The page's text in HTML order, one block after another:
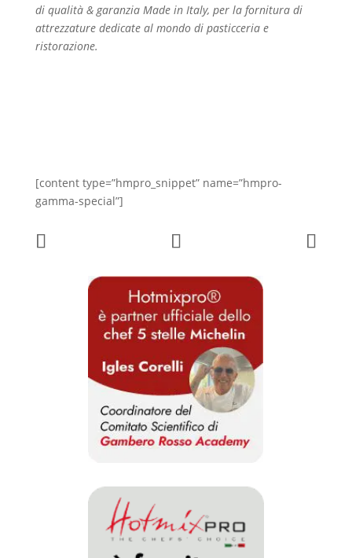
di qualità & garanzia Made in Italy, per la fornitura di
attrezzature dedicate al mondo di pasticceria e
ristorazione.
[content type=”hmpro_snippet” name=”hmpro-
gamma-special”]